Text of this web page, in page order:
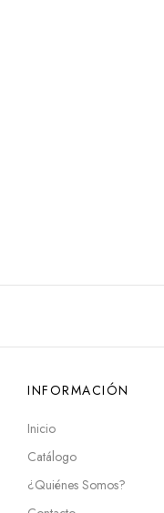
INFORMACIÓN
Inicio
Catálogo
¿Quiénes Somos?